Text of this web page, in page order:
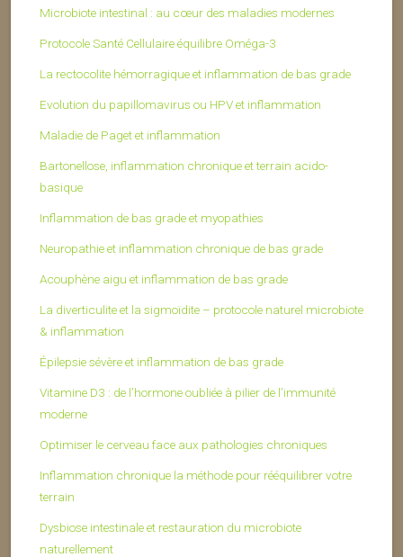
Microbiote intestinal : au cœur des maladies modernes
Protocole Santé Cellulaire équilibre Oméga-3
La rectocolite hémorragique et inflammation de bas grade
Evolution du papillomavirus ou HPV et inflammation
Maladie de Paget et inflammation
Bartonellose, inflammation chronique et terrain acido-
basique
Inflammation de bas grade et myopathies
Neuropathie et inflammation chronique de bas grade
Acouphène aigu et inflammation de bas grade
La diverticulite et la sigmoïdite – protocole naturel microbiote
& inflammation
Épilepsie sévère et inflammation de bas grade
Vitamine D3 : de l’hormone oubliée à pilier de l’immunité
moderne
Optimiser le cerveau face aux pathologies chroniques
Inflammation chronique la méthode pour rééquilibrer votre
terrain
Dysbiose intestinale et restauration du microbiote
naturellement